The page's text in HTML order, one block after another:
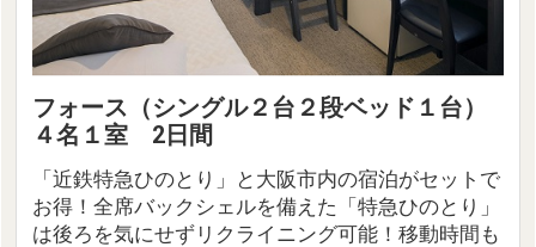
フォース（シングル２台２段ベッド１台）
４名１室 2日間
「近鉄特急ひのとり」と大阪市内の宿泊がセットで
お得！全席バックシェルを備えた「特急ひのとり」
は後ろを気にせずリクライニング可能！移動時間も